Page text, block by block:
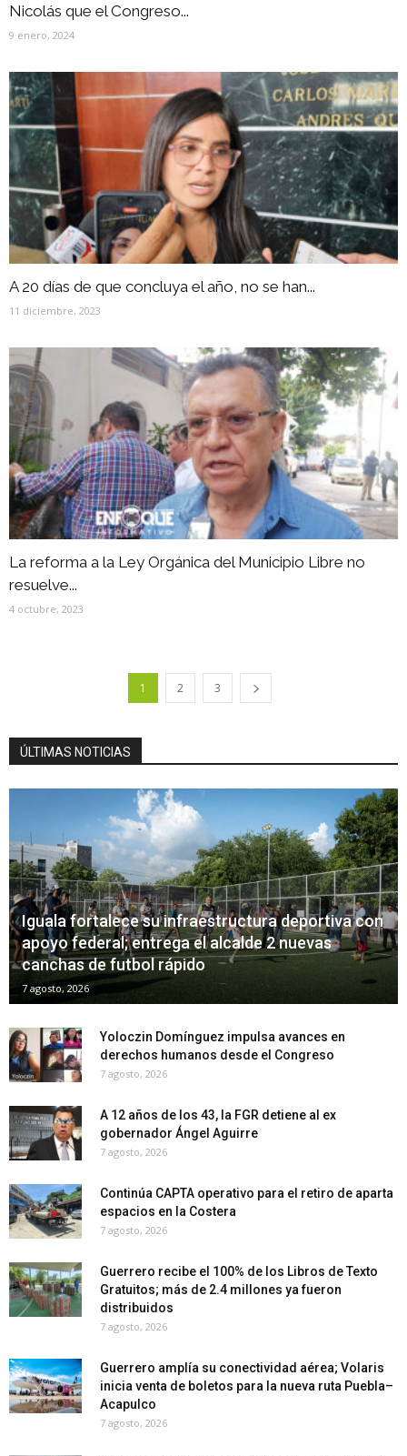
Nicolás que el Congreso...
9 enero, 2024
A 20 días de que concluya el año, no se han...
11 diciembre, 2023
La reforma a la Ley Orgánica del Municipio Libre no
resuelve...
4 octubre, 2023
1 2 3
ÚLTIMAS NOTICIAS
Iguala fortalece su infraestructura deportiva con
apoyo federal; entrega el alcalde 2 nuevas
canchas de futbol rápido
7 agosto, 2026
Yoloczin Domínguez impulsa avances en
derechos humanos desde el Congreso
7 agosto, 2026
A 12 años de los 43, la FGR detiene al ex
gobernador Ángel Aguirre
7 agosto, 2026
Continúa CAPTA operativo para el retiro de aparta
espacios en la Costera
7 agosto, 2026
Guerrero recibe el 100% de los Libros de Texto
Gratuitos; más de 2.4 millones ya fueron
distribuidos
7 agosto, 2026
Guerrero amplía su conectividad aérea; Volaris
inicia venta de boletos para la nueva ruta Puebla–
Acapulco
7 agosto, 2026